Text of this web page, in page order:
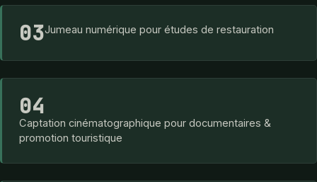
03Jumeau numérique pour études de restauration
04
Captation cinématographique pour documentaires &
promotion touristique